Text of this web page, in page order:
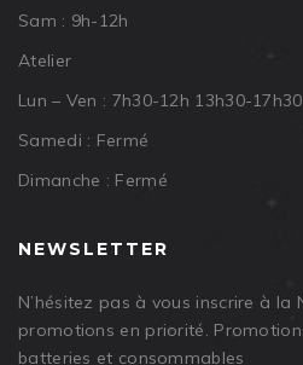
Sam : 9h-12h
Atelier
Lun – Ven : 7h30-12h 13h30-17h30
Samedi : Fermé
Dimanche : Fermé
NEWSLETTER
N’hésitez pas à vous inscrire à
promotions en priorité.
batteries et consommables